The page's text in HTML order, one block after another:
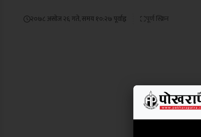
२०७८ असोज २६ गते, समय १०:२७ पूर्वाह्न पूर्ण स्क्रिन